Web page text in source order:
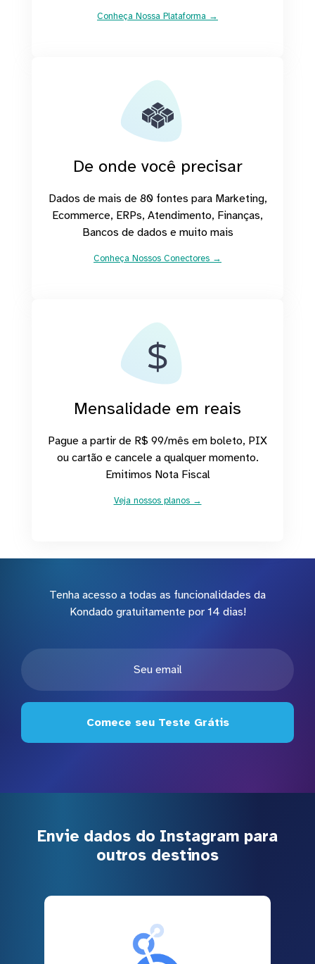
Conheça Nossa Plataforma →
De onde você precisar
Dados de mais de 80 fontes para Marketing,
Ecommerce, ERPs, Atendimento, Finanças,
Bancos de dados e muito mais
Conheça Nossos Conectores →
Mensalidade em reais
Pague a partir de R$ 99/mês em boleto, PIX
ou cartão e cancele a qualquer momento.
Emitimos Nota Fiscal
Veja nossos planos →
Tenha acesso a todas as funcionalidades da
Kondado gratuitamente por 14 dias!
Comece seu Teste Grátis
Envie dados do Instagram para
outros destinos